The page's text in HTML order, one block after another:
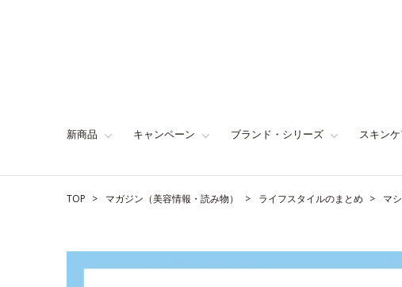
新商品 キャンペーン ブランド・シリーズ スキン
TOP マガジン（美容情報・読み物） ライフスタイルのまとめ マ